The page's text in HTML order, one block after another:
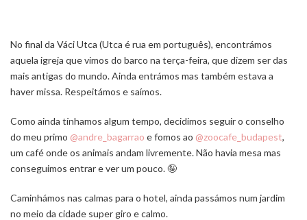
No final da Váci Utca (Utca é rua em português), encontrámos
aquela igreja que vimos do barco na terça-feira, que dizem ser das
mais antigas do mundo. Ainda entrámos mas também estava a
haver missa. Respeitámos e saímos.
Como ainda tínhamos algum tempo, decidimos seguir o conselho
do meu primo @andre_bagarrao e fomos ao @zoocafe_budapest,
um café onde os animais andam livremente. Não havia mesa mas
conseguimos entrar e ver um pouco. 🤪
Caminhámos nas calmas para o hotel, ainda passámos num jardim
no meio da cidade super giro e calmo.